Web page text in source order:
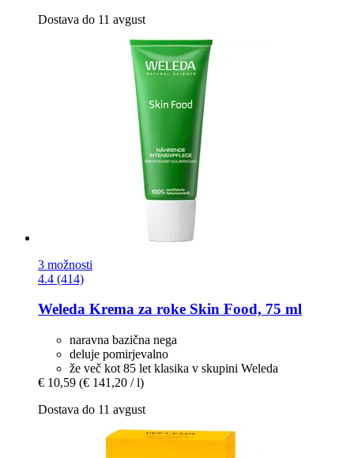
Dostava do 11 avgust
3 možnosti
4.4 (414)
Weleda Krema za roke Skin Food, 75 ml
naravna bazična nega
deluje pomirjevalno
že več kot 85 let klasika v skupini Weleda
€ 10,59 (€ 141,20 / l)
Dostava do 11 avgust